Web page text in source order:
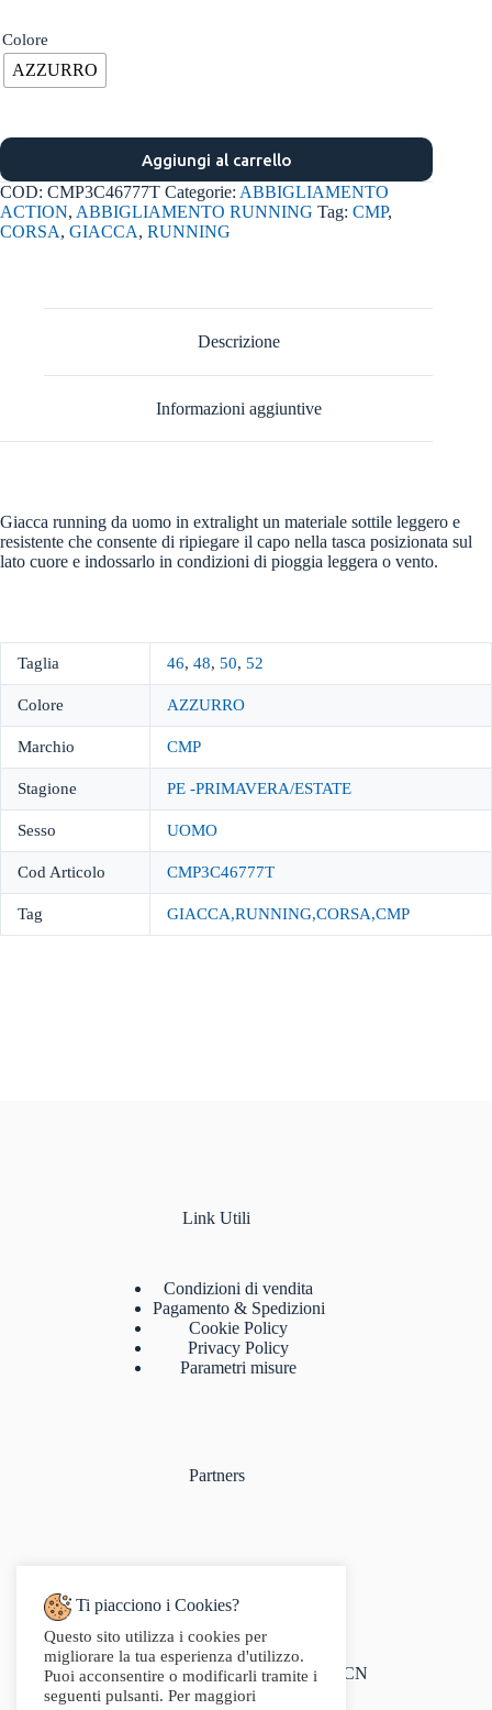
Colore
AZZURRO
Aggiungi al carrello
COD: CMP3C46777T Categorie: ABBIGLIAMENTO
ACTION, ABBIGLIAMENTO RUNNING Tag: CMP,
CORSA, GIACCA, RUNNING
Descrizione
Informazioni aggiuntive
Giacca running da uomo in extralight un materiale sottile leggero e
resistente che consente di ripiegare il capo nella tasca posizionata sul
lato cuore e indossarlo in condizioni di pioggia leggera o vento.
Taglia 46, 48, 50, 52
Colore AZZURRO
Marchio CMP
Stagione PE -PRIMAVERA/ESTATE
Sesso UOMO
Cod Articolo CMP3C46777T
Tag GIACCA,RUNNING,CORSA,CMP
Link Utili
Condizioni di vendita
Pagamento & Spedizioni
Cookie Policy
Privacy Policy
Parametri misure
Partners
Indirizzo:
Via Audisio, 26, 12042 Bra CN
Telefono:
Ti piacciono i Cookies?
Questo sito utilizza i cookies per
migliorare la tua esperienza d'utilizzo.
Puoi acconsentire o modificarli tramite i
seguenti pulsanti. Per maggiori